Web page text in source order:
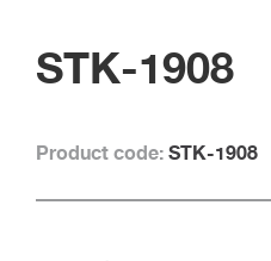
STK-1908
Product code: STK-1908